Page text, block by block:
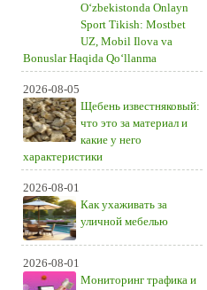
O‘zbekistonda Onlayn
Sport Tikish: Mostbet
UZ, Mobil Ilova va
Bonuslar Haqida Qo‘llanma
2026-08-05
Щебень известняковый:
что это за материал и
какие у него
характеристики
2026-08-01
Как ухаживать за
уличной мебелью
2026-08-01
Мониторинг трафика и